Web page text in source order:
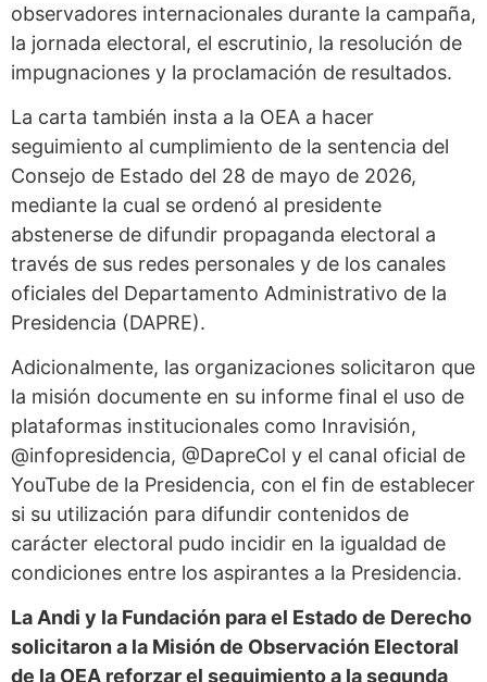
observadores internacionales durante la campaña,
la jornada electoral, el escrutinio, la resolución de
impugnaciones y la proclamación de resultados.
La carta también insta a la OEA a hacer
seguimiento al cumplimiento de la sentencia del
Consejo de Estado del 28 de mayo de 2026,
mediante la cual se ordenó al presidente
abstenerse de difundir propaganda electoral a
través de sus redes personales y de los canales
oficiales del Departamento Administrativo de la
Presidencia (DAPRE).
Adicionalmente, las organizaciones solicitaron que
la misión documente en su informe final el uso de
plataformas institucionales como Inravisión,
@infopresidencia, @DapreCol y el canal oficial de
YouTube de la Presidencia, con el fin de establecer
si su utilización para difundir contenidos de
carácter electoral pudo incidir en la igualdad de
condiciones entre los aspirantes a la Presidencia.
La Andi y la Fundación para el Estado de Derecho
solicitaron a la Misión de Observación Electoral
de la OEA reforzar el seguimiento a la segunda